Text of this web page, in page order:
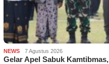
NEWS 7 Agustus 2026
Gelar Apel Sabuk